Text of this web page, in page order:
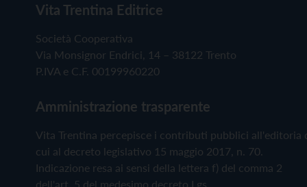
Vita Trentina Editrice
Società Cooperativa
Via Monsignor Endrici, 14 – 38122 Trento
P.IVA e C.F. 00199960220
Amministrazione trasparente
Vita Trentina percepisce i contributi pubblici all'editoria
cui al decreto legislativo 15 maggio 2017, n. 70.
Indicazione resa ai sensi della lettera f) del comma 2
dell'art. 5 del medesimo decreto Lgs.